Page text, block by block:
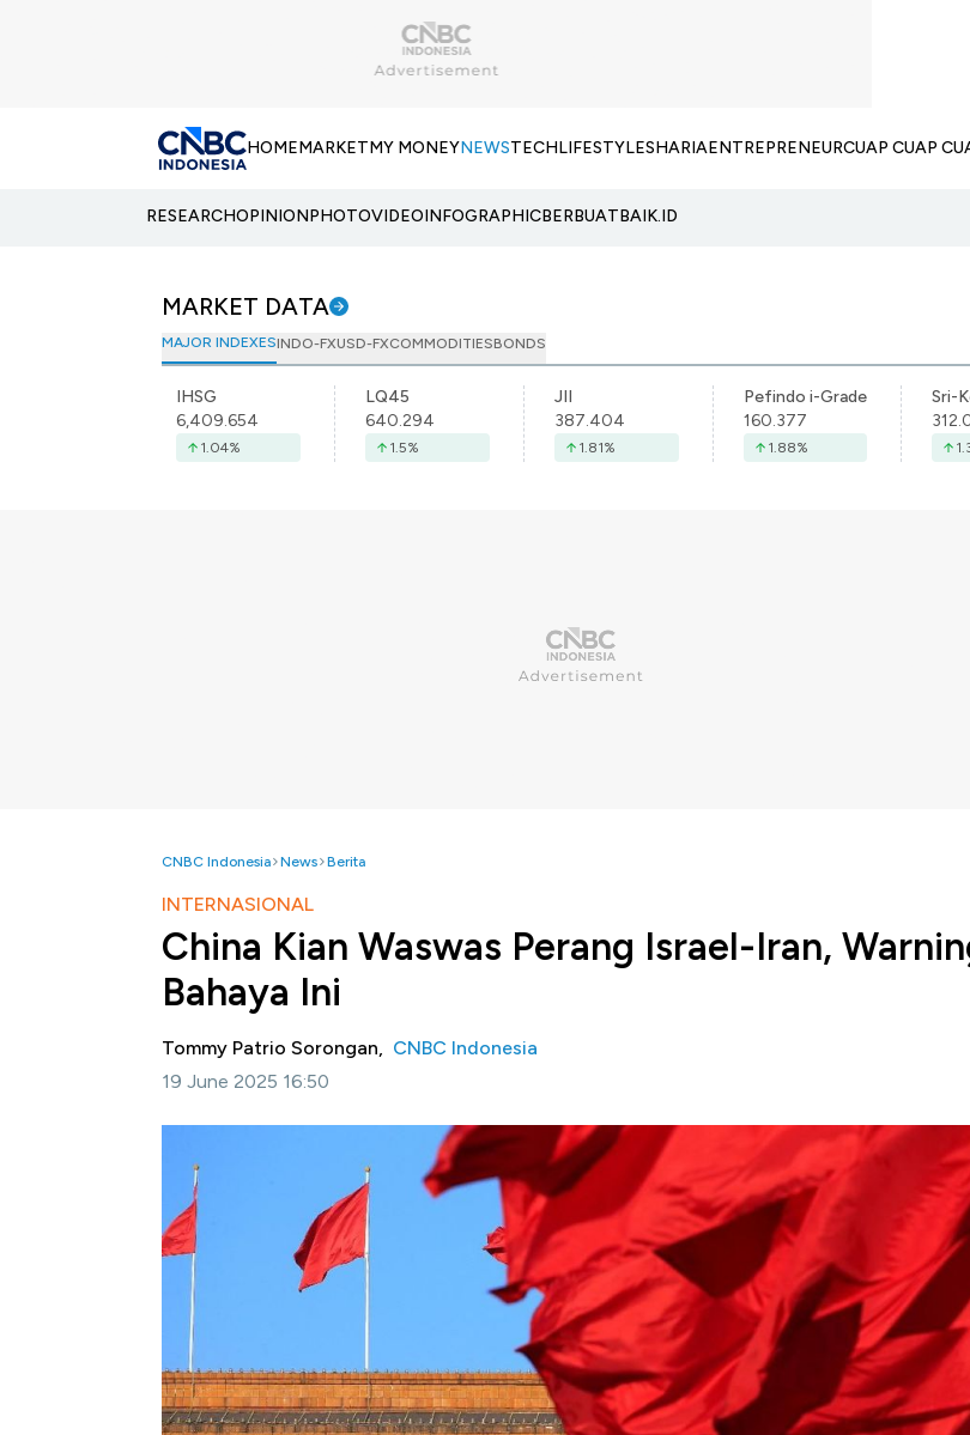
HOMEMARKETMY MONEYNEWSTECHLIFESTYLESHARIAENTREPRENEURCUAP CUAP
RESEARCHOPINIONPHOTOVIDEOINFOGRAPHICBERBUATBAIK.ID
MARKET DATA
MAJOR INDEXESINDO-FXUSD-FXCOMMODITIESBONDS
IHSG
6,409.654
1.04%
LQ45
640.294
1.5%
JII
387.404
1.81%
Pefindo i-Grade
160.377
1.88%
Sri-
CNBC Indonesia News Berita
INTERNASIONAL
China Kian Waswas Perang Israel-Iran,
Bahaya Ini
Tommy Patrio Sorongan, CNBC Indonesia
19 June 2025 16:50